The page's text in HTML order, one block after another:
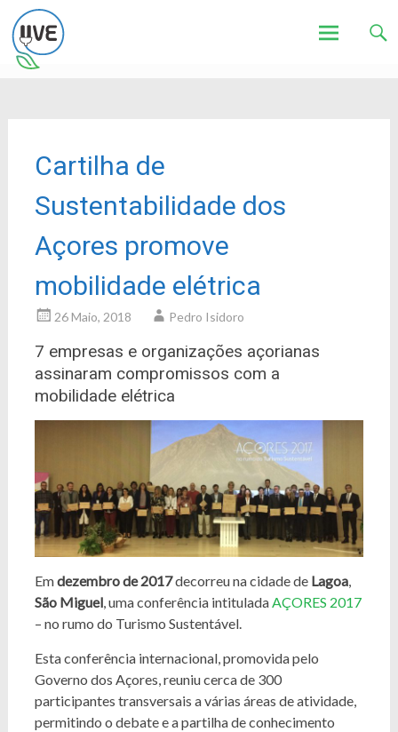
Cartilha de
Sustentabilidade dos
Açores promove
mobilidade elétrica
26 Maio, 2018 Pedro Isidoro
7 empresas e organizações açorianas
assinaram compromissos com a
mobilidade elétrica
Emdezembro de 2017decorreu na cidade de Lagoa,
São Miguel, uma conferência intituladaAÇORES 2017
– no rumo do Turismo Sustentável.
Esta conferência internacional, promovida pelo
Governo dos Açores, reuniu cerca de 300
participantes transversais a várias áreas de atividade,
permitindo o debate e a partilha de conhecimento